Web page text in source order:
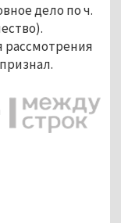
дело по ч.
рассмотрения